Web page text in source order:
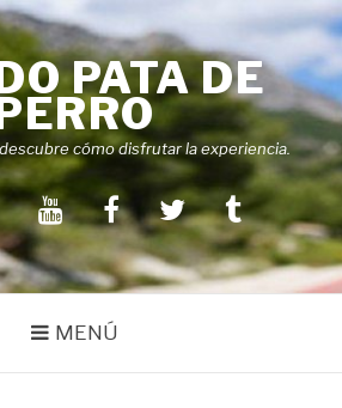
PATA DE
cómo disfrutar la experiencia.
YoutubeFacebookTwitterTumblr
MENÚ